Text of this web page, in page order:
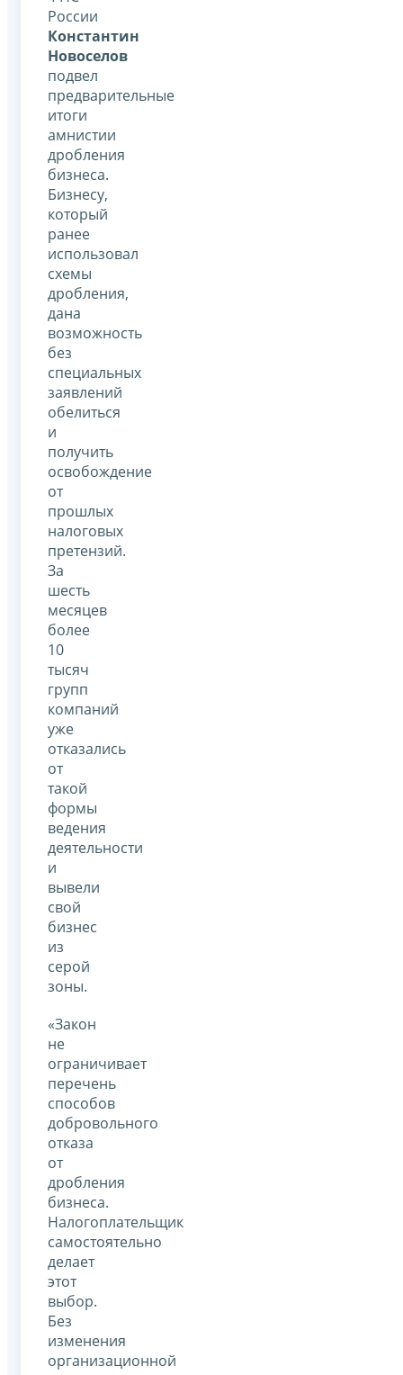
России
Константин
Новоселов
подвел
предварительные
итоги
амнистии
дробления
бизнеса.
Бизнесу,
который
ранее
использовал
схемы
дробления,
дана
возможность
без
специальных
заявлений
обелиться
и
получить
освобождение
от
прошлых
налоговых
претензий.
За
шесть
месяцев
более
10
тысяч
групп
компаний
уже
отказались
от
такой
формы
ведения
деятельности
и
вывели
свой
бизнес
из
серой
зоны.
«Закон
не
ограничивает
перечень
способов
добровольного
отказа
от
дробления
бизнеса.
Налогоплательщик
самостоятельно
делает
этот
выбор.
Без
изменения
организационной